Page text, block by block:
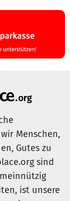
Menschen,
Gutes zu
sind
ist unsere